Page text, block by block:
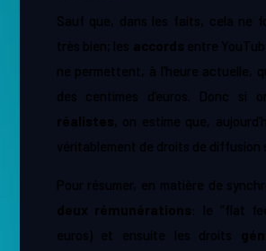
Sauf que, dans les faits, cela ne
très bien; les ​ accords entre
ne permettent, à l’heure actuelle,
des centimes d’euros. Donc si
réalistes ​, on estime que,
véritablement de droits de diffusion
Pour résumer, en matière de
deux rémunérations​: le “flat
euros) et ensuite les droits ​